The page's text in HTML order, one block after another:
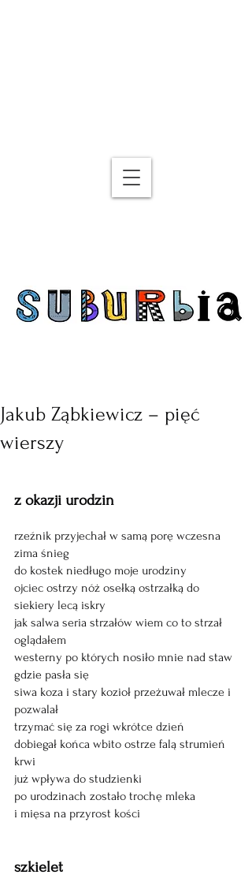
Jakub Ząbkiewicz – pięć
wierszy
z okazji urodzin
rzeźnik przyjechał w samą porę wczesna
zima śnieg
do kostek niedługo moje urodziny
ojciec ostrzy nóż osełką ostrzałką do
siekiery lecą iskry
jak salwa seria strzałów wiem co to strzał
oglądałem
westerny po których nosiło mnie nad staw
gdzie pasła się
siwa koza i stary kozioł przeżuwał mlecze i
pozwalał
trzymać się za rogi wkrótce dzień
dobiegał końca wbito ostrze falą strumień
krwi
już wpływa do studzienki
po urodzinach zostało trochę mleka
i mięsa na przyrost kości
szkielet